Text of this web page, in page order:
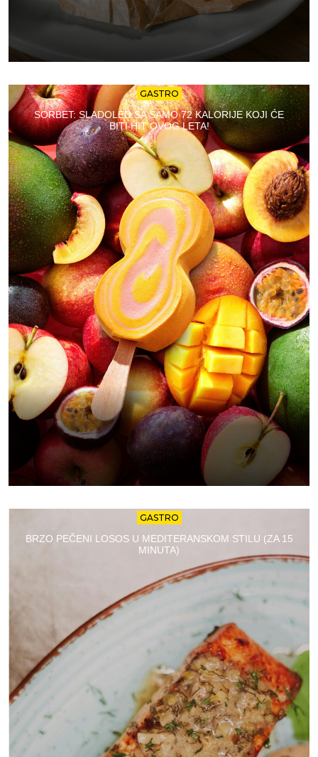
GASTRO
SORBET: SLADOLED SA SAMO 72 KALORIJE KOJI ĆE
BITI HIT OVOG LETA!
GASTRO
BRZO PEČENI LOSOS U MEDITERANSKOM STILU (ZA 15
MINUTA)